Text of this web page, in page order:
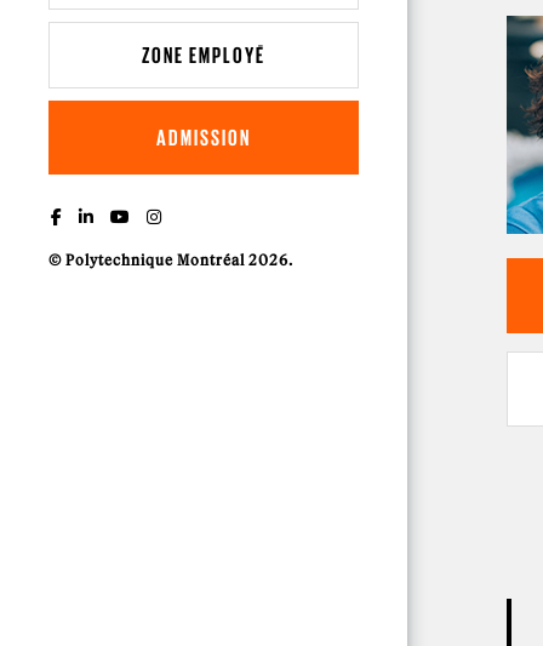
ZONE EMPLOYÉ
ADMISSION
© Polytechnique Montréal 2026.